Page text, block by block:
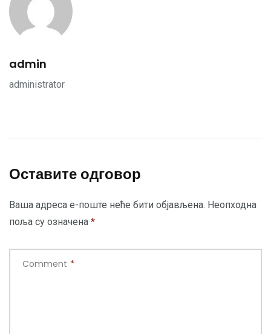
admin
administrator
Оставите одговор
Ваша адреса е-поште неће бити објављена. Неопходна
поља су означена *
Comment *